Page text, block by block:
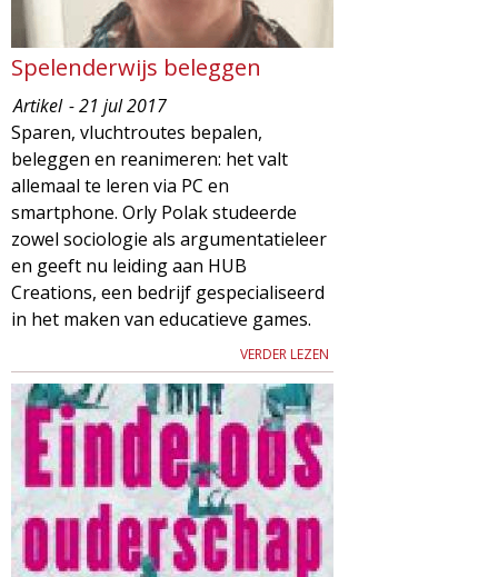
Spelenderwijs beleggen
Artikel - 21 jul 2017
Sparen, vluchtroutes bepalen,
beleggen en reanimeren: het valt
allemaal te leren via PC en
smartphone. Orly Polak studeerde
zowel sociologie als argumentatieleer
en geeft nu leiding aan HUB
Creations, een bedrijf gespecialiseerd
in het maken van educatieve games.
VERDER LEZEN